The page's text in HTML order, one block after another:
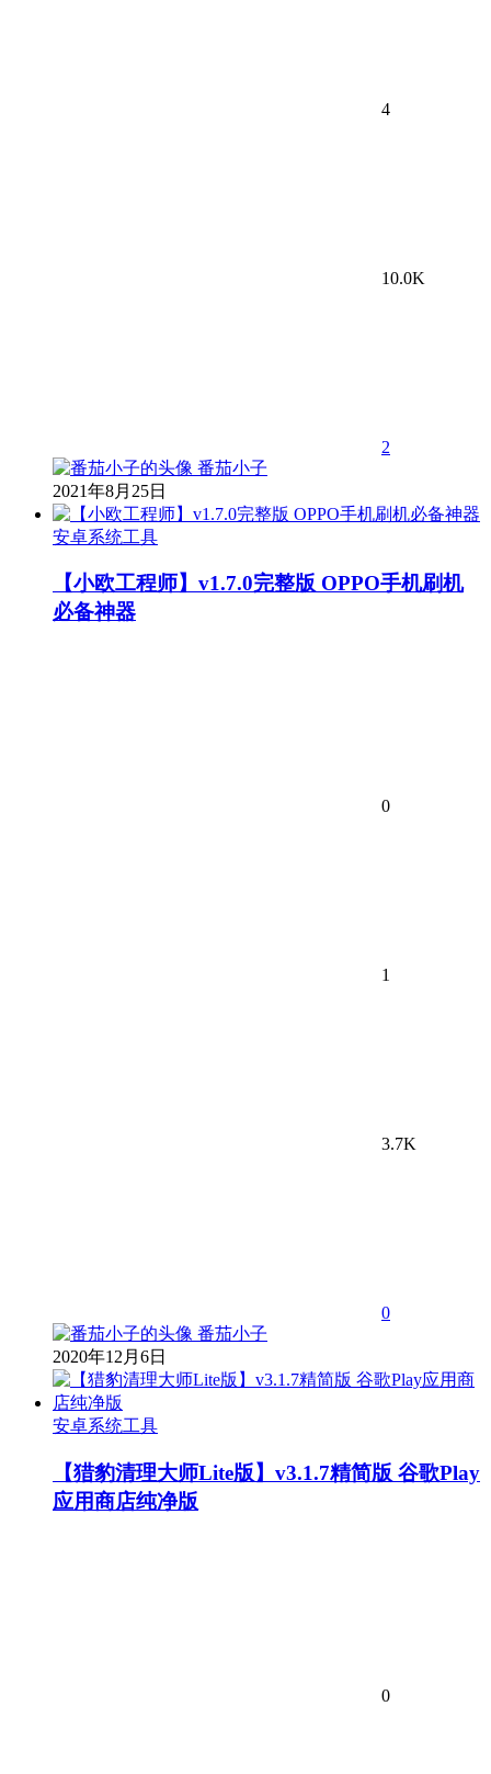
4
10.0K
2
番茄小子
2021年8月25日
安卓系统工具
【小欧工程师】v1.7.0完整版 OPPO手机刷机
必备神器
0
1
3.7K
0
番茄小子
2020年12月6日
安卓系统工具
【猎豹清理大师Lite版】v3.1.7精简版 谷歌Play
应用商店纯净版
0